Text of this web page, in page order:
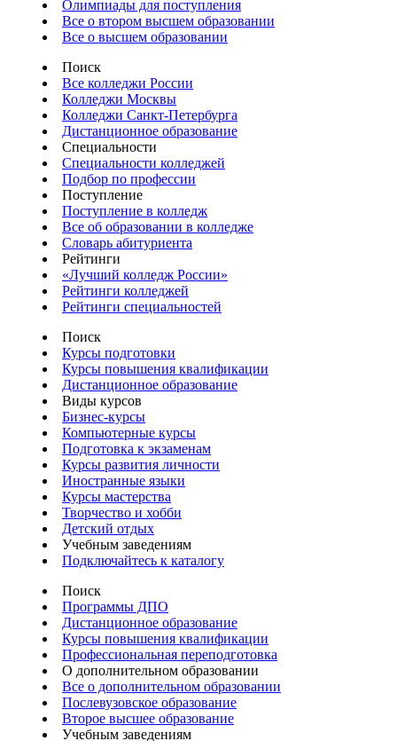
Олимпиады для поступления
Все о втором высшем образовании
Все о высшем образовании
Поиск
Все колледжи России
Колледжи Москвы
Колледжи Санкт-Петербурга
Дистанционное образование
Специальности
Специальности колледжей
Подбор по профессии
Поступление
Поступление в колледж
Все об образовании в колледже
Словарь абитуриента
Рейтинги
«Лучший колледж России»
Рейтинги колледжей
Рейтинги специальностей
Поиск
Курсы подготовки
Курсы повышения квалификации
Дистанционное образование
Виды курсов
Бизнес-курсы
Компьютерные курсы
Подготовка к экзаменам
Курсы развития личности
Иностранные языки
Курсы мастерства
Творчество и хобби
Детский отдых
Учебным заведениям
Подключайтесь к каталогу
Поиск
Программы ДПО
Дистанционное образование
Курсы повышения квалификации
Профессиональная переподготовка
О дополнительном образовании
Все о дополнительном образовании
Послевузовское образование
Второе высшее образование
Учебным заведениям